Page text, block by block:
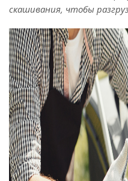
скашивания, чтобы